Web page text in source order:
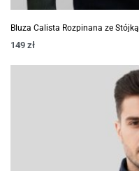
Bluza Calista Rozpinana ze Stójką
149 zł